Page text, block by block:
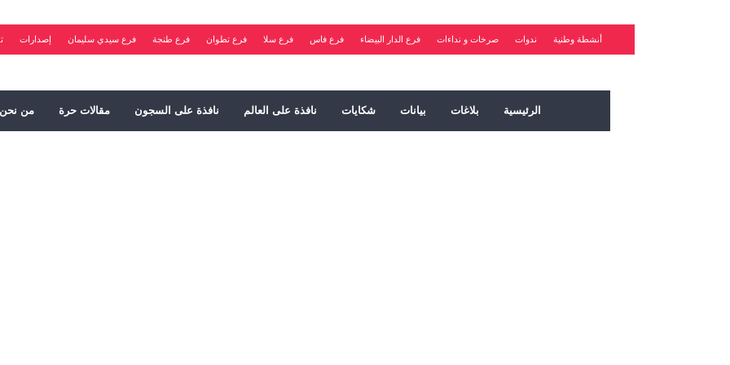
أنشطة وطنية ندوات صرخات و نداءات فرع الدار البيضاء فرع فاس فرع سلا فرع تطوان فرع طنجة فرع سيدي سليمان إصدارات
الرئيسية بلاغات بيانات شكايات نافذة على العالم نافذة على السجون مقالات حرة من نحن